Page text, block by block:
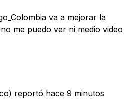
va a mejorar la
me puedo ver ni medio video
reportó hace 9 minutos